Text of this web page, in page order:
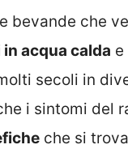
bevande che
acqua calda
secoli in
i sintomi del
che si